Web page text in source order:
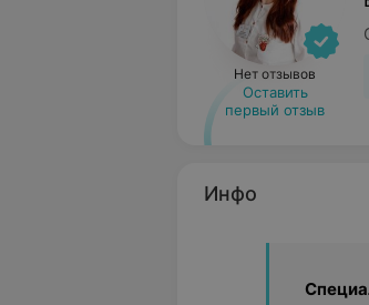
Нет отзывов
Оставить
первый отзыв
Инфо